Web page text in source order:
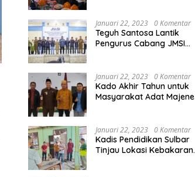
Januari 22, 2023 0 Komentar
Teguh Santosa Lantik
Pengurus Cabang JMSI
Januari 22, 2023 0 Komentar
Kado Akhir Tahun untuk
Masyarakat Adat Majene
Januari 22, 2023 0 Komentar
Kadis Pendidikan Sulbar
Tinjau Lokasi Kebakaran